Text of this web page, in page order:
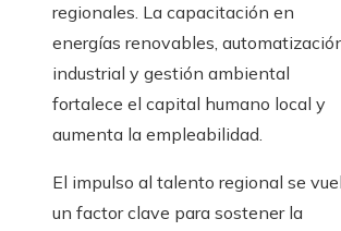
regionales. La capacitación en
energías renovables,
industrial y gestión ambiental
fortalece el capital humano local y
aumenta la empleabilidad.
El impulso al talento regional se
un factor clave para sostener la